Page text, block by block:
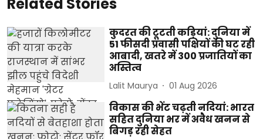
Related Stories
कुदरत की टूटती कड़ियां: दुनिया में
51 फीसदी प्रवासी पक्षियों की घट रही
आबादी, खतरे में 300 प्रजातियों का
अस्तित्व
Lalit Maurya 01 Aug 2026
विकास की भेंट चढ़ती नदियां: भारत
सहित दुनिया भर में अवैध खनन से
बिगड़ रही सेहत